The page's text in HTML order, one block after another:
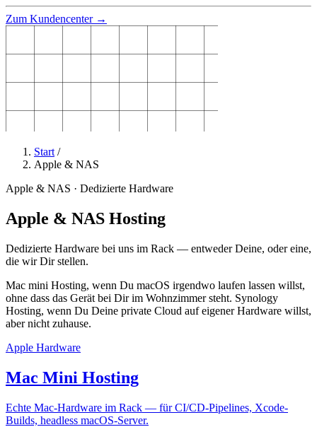
Zum Kundencenter →
Start /
Apple & NAS
Apple & NAS · Dedizierte Hardware
Apple & NAS Hosting
Dedizierte Hardware bei uns im Rack — entweder Deine, oder eine,
die wir Dir stellen.
Mac mini Hosting, wenn Du macOS irgendwo laufen lassen willst,
ohne dass das Gerät bei Dir im Wohnzimmer steht. Synology
Hosting, wenn Du Deine private Cloud auf eigener Hardware willst,
aber nicht zuhause.
Apple Hardware
Mac Mini Hosting
Echte Mac-Hardware im Rack — für CI/CD-Pipelines, Xcode-
Builds, headless macOS-Server.